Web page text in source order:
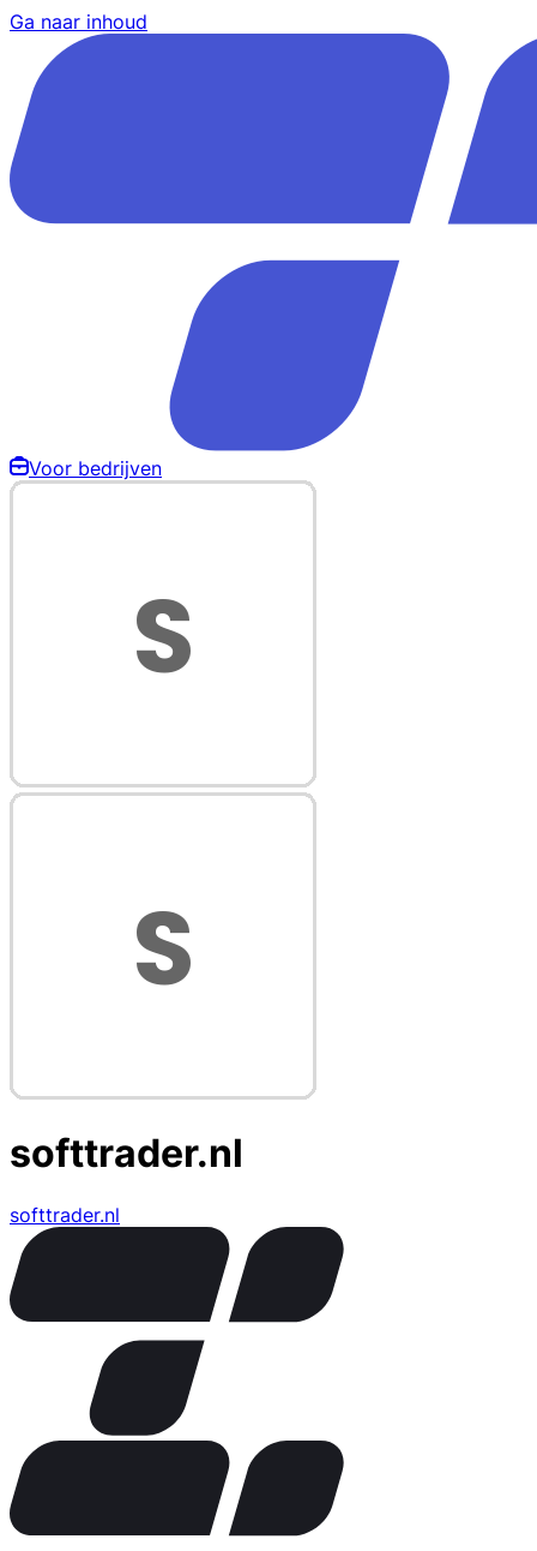
Ga naar inhoud
Voor bedrijven
softtrader.nl
softtrader.nl